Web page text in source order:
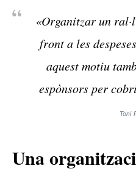
«Organitzar un
front a les
aquest motiu
espònsors per
Toni
Una